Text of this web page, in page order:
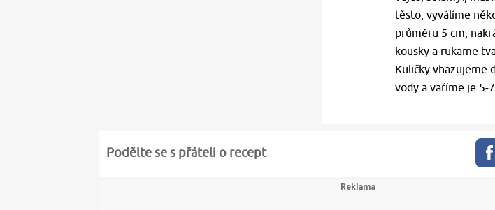
těsto, vyválíme
průměru 5 cm,
kousky a rukame
Kuličky vhazujeme
vody a vaříme je 5-
Podělte se s přáteli o recept